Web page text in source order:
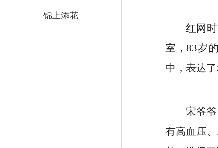
锦上添花
红网
室，83岁
中，表达
宋爷
有高血压